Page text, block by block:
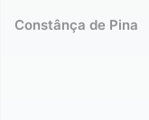
Constânça de Pina